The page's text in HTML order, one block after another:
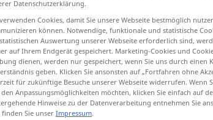
antippen)
Datenschutzerklärung.
Cookies, damit Sie unsere Webseite bestmöglich
können. Notwendige, funktionale und statistische
Auswertung unserer Webseite erforderlich sind,
auf Ihrem Endgerät gespeichert. Marketing-Cookies und
dienen, werden nur gespeichert, wenn Sie uns durch einen
geben. Klicken Sie ansonsten auf „Fortfahren ohne
für zukünftige Besuche unserer Webseite widerrufen. Wenn
Anpassungsmöglichkeiten möchten, klicken Sie einfach auf
Hinweise zu der Datenverarbeitung entnehmen Sie
finden Sie unser Impressum.